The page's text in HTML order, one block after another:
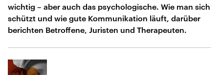
wichtig – aber auch das psychologische. Wie man sich
schützt und wie gute Kommunikation läuft, darüber
berichten Betroffene, Juristen und Therapeuten.